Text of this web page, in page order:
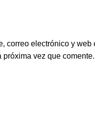
correo electrónico y web
próxima vez que comente.